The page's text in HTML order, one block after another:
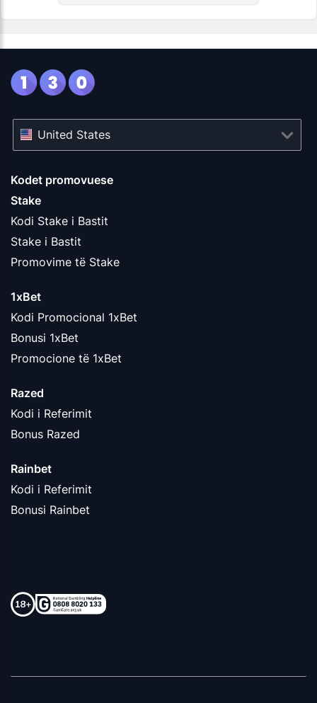
Kodet promovuese
Stake
Kodi Stake i Bastit
Stake i Bastit
Promovime të Stake
1xBet
Kodi Promocional 1xBet
Bonusi 1xBet
Promocione të 1xBet
Razed
Kodi i Referimit
Bonus Razed
Rainbet
Kodi i Referimit
Bonusi Rainbet
United States